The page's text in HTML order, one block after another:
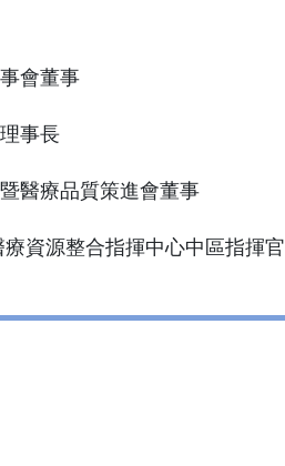
會董事
事長
醫療品質策進會董事
資源整合指揮中心中區指揮官